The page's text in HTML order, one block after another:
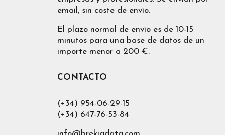
email, sin coste de envío.
El plazo normal de envío es de 10-15
minutos para una base de datos de un
importe menor a 200 €.
CONTACTO
(+34) 954-06-29-15
(+34) 647-76-53-84